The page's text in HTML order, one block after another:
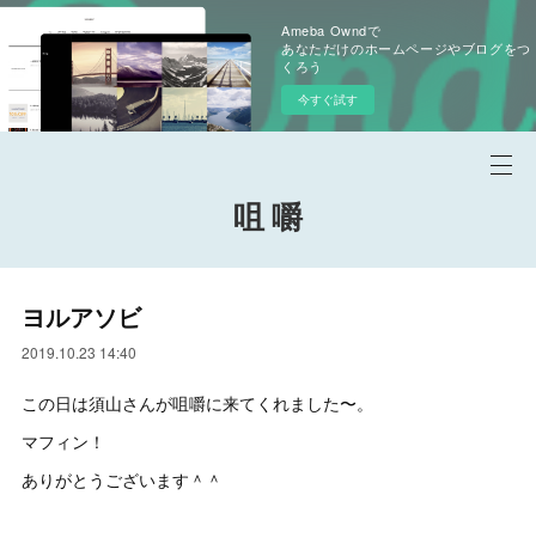
Ameba Owndで
あなただけのホームページやブログをつ
くろう
今すぐ試す
咀 嚼
ヨルアソビ
2019.10.23 14:40
この日は須山さんが咀嚼に来てくれました〜。
マフィン！
ありがとうございます＾＾